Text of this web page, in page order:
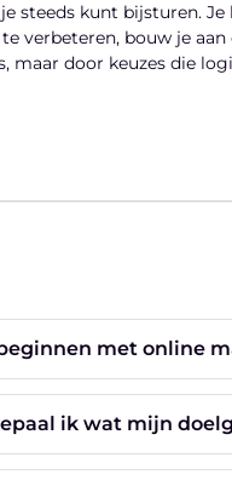
steeds kunt bijsturen.
verbeteren, bouw je
door keuzes die
met online
ik wat mijn